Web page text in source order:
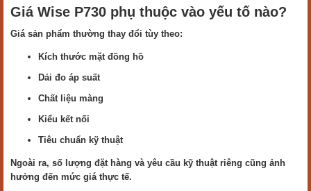
Giá Wise P730 phụ thuộc vào yếu tố nào?
Giá sản phẩm thường thay đổi tùy theo:
Kích thước mặt đồng hồ
Dải đo áp suất
Chất liệu màng
Kiểu kết nối
Tiêu chuẩn kỹ thuật
Ngoài ra, số lượng đặt hàng và yêu cầu kỹ thuật riêng cũng ảnh
hưởng đến mức giá thực tế.